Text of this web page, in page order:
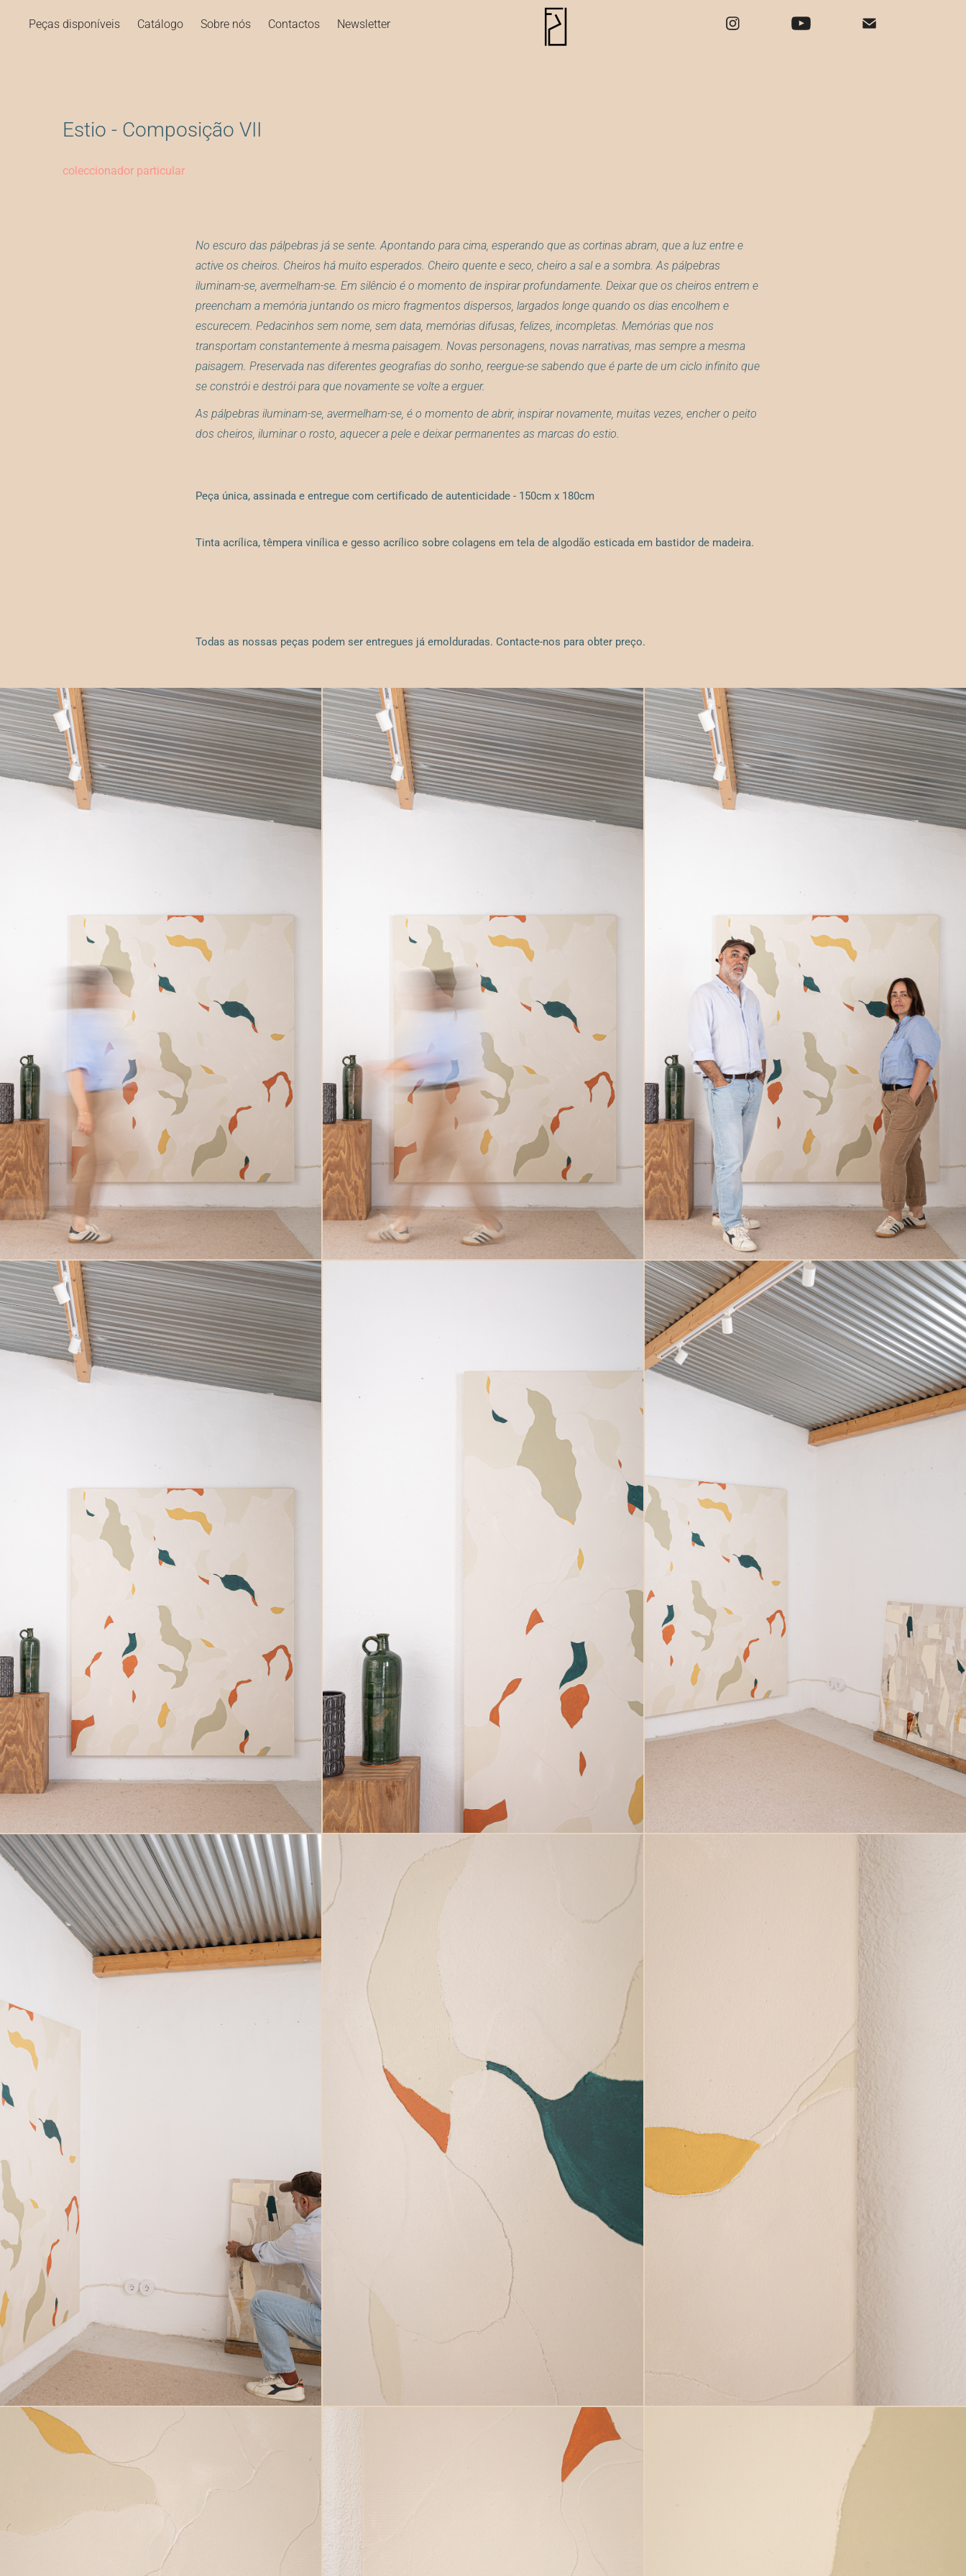
Peças disponíveis Catálogo Sobre nós Contactos Newsletter
Estio - Composição VII
coleccionador particular
No escuro das pálpebras já se sente. Apontando para cima, esperando que as cortinas abram, que a luz entre e
active os cheiros. Cheiros há muito esperados. Cheiro quente e seco, cheiro a sal e a sombra. As pálpebras
iluminam-se, avermelham-se. Em silêncio é o momento de inspirar profundamente. Deixar que os cheiros entrem e
preencham a memória juntando os micro fragmentos dispersos, largados longe quando os dias encolhem e
escurecem. Pedacinhos sem nome, sem data, memórias difusas, felizes, incompletas. Memórias que nos
transportam constantemente à mesma paisagem. Novas personagens, novas narrativas, mas sempre a mesma
paisagem. Preservada nas diferentes geografias do sonho, reergue-se sabendo que é parte de um ciclo infinito que
se constrói e destrói para que novamente se volte a erguer.
As pálpebras iluminam-se, avermelham-se, é o momento de abrir, inspirar novamente, muitas vezes, encher o peito
dos cheiros, iluminar o rosto, aquecer a pele e deixar permanentes as marcas do estio.
Peça única, assinada e entregue com certificado de autenticidade - 150cm x 180cm
Tinta acrílica, têmpera vinílica e gesso acrílico sobre colagens em tela de algodão esticada em bastidor de madeira.
Todas as nossas peças podem ser entregues já emolduradas. Contacte-nos para obter preço.